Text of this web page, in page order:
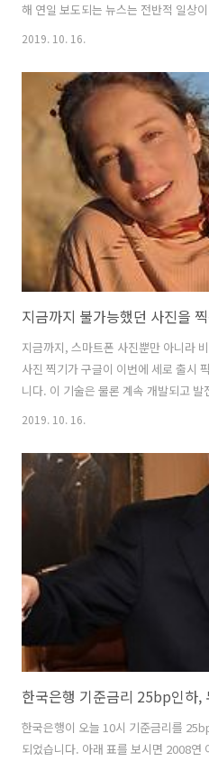
해 연일 보도되는 뉴스는 전반적 일상
서 주입시킨다. 쓰레기 더미 문제와 거
그렇지 않게 느껴진다. 하루의 삶이 그
도 모르겠다. 사람들은 여전히 각자의
다. 어떤 강박과 어떤 불행과 어떤 울분
하루하루가 누적된다. 최악의 상황을
무조건적으로 추종하는 누군가가 있
의 마음속엔 망상과..
2019. 10. 16.
지금까지 불가능했던 사진을
지금까지, 스마트폰 사진뿐만 아니라
사진 찍기가 구글이 이번에 세로 출시
니다. 이 기술은 물론 계속 개발되고
니라 시작이라는 점이 더 놀랍습니다.
다. 한국어로는 어떻게 번역해야 좋을
등장한 샘플 사진입니다. 크게 3가지
에도 이 기술을 적용해 대화 시 말을
동으로 포커싱하는 등의 기술을 개발
강력해진 인물 모드 화질 손상이 없는
2019. 10. 16.
한국은행 기준금리 25bp인하,
한국은행이 오늘 10시 기준금리를
되었습니다. 아래 표를 보시면 2008연